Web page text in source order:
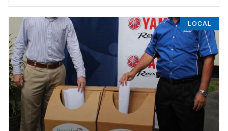
LOCAL